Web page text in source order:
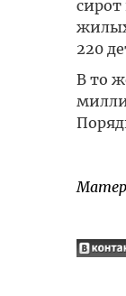
сирот
220
В то